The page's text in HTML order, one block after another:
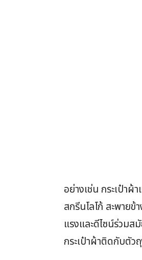
อย่างเช่น กระเป๋า
สกรีนโลโก้ สะพาย
แรงและดีไซน์ร่วม
กระเป๋าผ้าติดกับตัว